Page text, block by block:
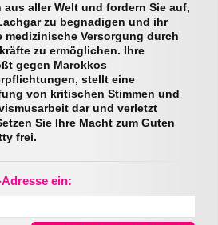
aller Welt und fordern Sie auf,
zu begnadigen und ihr
Versorgung durch
zu ermöglichen. Ihre
gegen Marokkos
stellt eine
von kritischen Stimmen und
dar und verletzt
Sie Ihre Macht zum Guten
frei.
ein: